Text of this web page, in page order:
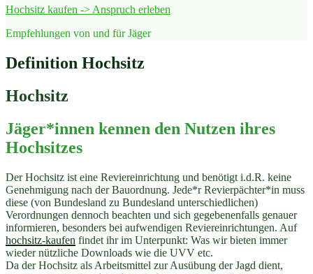
Hochsitz kaufen -> Anspruch erleben
Empfehlungen von und für Jäger
Definition Hochsitz
Hochsitz
Jäger*innen kennen den Nutzen ihres
Hochsitzes
Der Hochsitz ist eine Reviereinrichtung und benötigt i.d.R. keine
Genehmigung nach der Bauordnung. Jede*r Revierpächter*in muss
diese (von Bundesland zu Bundesland unterschiedlichen)
Verordnungen dennoch beachten und sich gegebenenfalls genauer
informieren, besonders bei aufwendigen Reviereinrichtungen. Auf
hochsitz-kaufen findet ihr im Unterpunkt: Was wir bieten immer
wieder nützliche Downloads wie die UVV etc.
Da der Hochsitz als Arbeitsmittel zur Ausübung der Jagd dient,